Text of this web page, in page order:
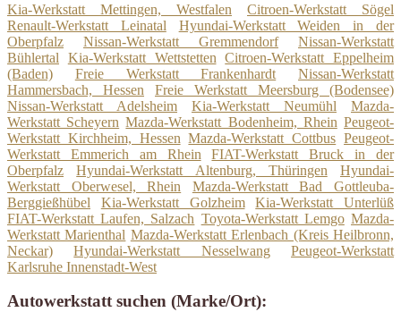
Kia-Werkstatt Mettingen, Westfalen
Citroen-Werkstatt Sögel
Renault-Werkstatt Leinatal
Hyundai-Werkstatt Weiden in der
Oberpfalz
Nissan-Werkstatt Gremmendorf
Nissan-Werkstatt
Bühlertal
Kia-Werkstatt Wettstetten
Citroen-Werkstatt Eppelheim
(Baden)
Freie Werkstatt Frankenhardt
Nissan-Werkstatt
Hammersbach, Hessen
Freie Werkstatt Meersburg (Bodensee)
Nissan-Werkstatt Adelsheim
Kia-Werkstatt Neumühl
Mazda-
Werkstatt Scheyern Mazda-Werkstatt Bodenheim, Rhein Peugeot-
Werkstatt Kirchheim, Hessen Mazda-Werkstatt Cottbus Peugeot-
Werkstatt Emmerich am Rhein
FIAT-Werkstatt Bruck in der
Oberpfalz
Hyundai-Werkstatt Altenburg, Thüringen
Hyundai-
Werkstatt Oberwesel, Rhein
Mazda-Werkstatt Bad Gottleuba-
Berggießhübel
Kia-Werkstatt Golzheim
Kia-Werkstatt Unterlüß
FIAT-Werkstatt Laufen, Salzach Toyota-Werkstatt Lemgo Mazda-
Werkstatt Marienthal Mazda-Werkstatt Erlenbach (Kreis Heilbronn,
Neckar)
Hyundai-Werkstatt Nesselwang
Peugeot-Werkstatt
Karlsruhe Innenstadt-West
Autowerkstatt suchen (Marke/Ort):